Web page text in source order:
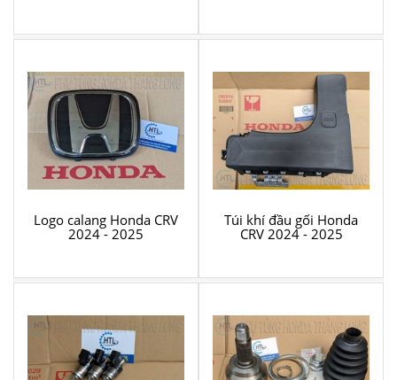
Logo calang Honda CRV
2024 - 2025
Túi khí đầu gối Honda
CRV 2024 - 2025